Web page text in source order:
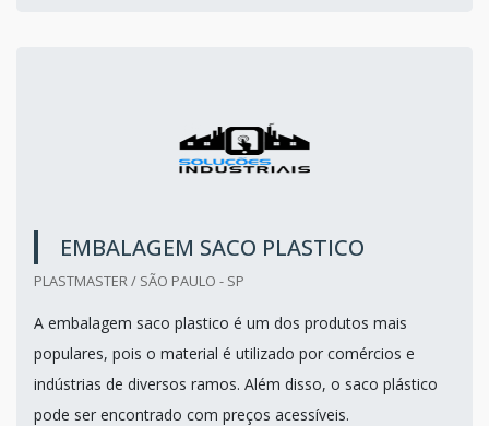
EMBALAGEM SACO PLASTICO
PLASTMASTER / SÃO PAULO - SP
A embalagem saco plastico é um dos produtos mais
populares, pois o material é utilizado por comércios e
indústrias de diversos ramos. Além disso, o saco plástico
pode ser encontrado com preços acessíveis.